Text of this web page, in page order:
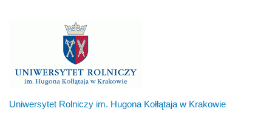
Uniwersytet Rolniczy im. Hugona Kołłątaja w Krakowie